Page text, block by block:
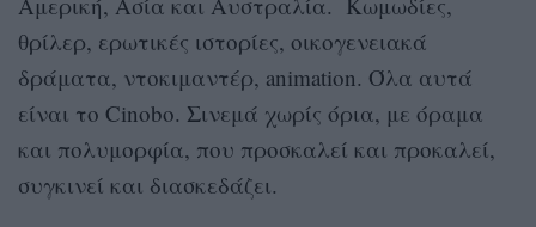
θρίλερ, ερωτικές ιστορίες, οικογενειακά
δράματα, ντοκιμαντέρ, animation. Όλα αυτά
είναι το Cinobo. Σινεμά χωρίς όρια, με όραμα
και πολυμορφία, που προσκαλεί και προκαλεί,
συγκινεί και διασκεδάζει.